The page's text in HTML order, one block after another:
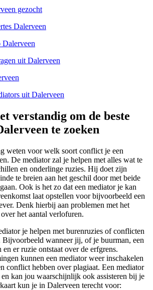
gezocht
Dalerveen
uit Dalerveen
uit Dalerveen
verstandig om de beste
te zoeken
weten voor welk soort conflict je een
De mediator zal je helpen met alles wat te
en onderlinge ruzies. Hij doet zijn
te breien aan het geschil door met beide
Ook is het zo dat een mediator je kan
laat opstellen voor bijvoorbeeld een
Denk hierbij aan problemen met het
het aantal verlofuren.
je helpen met burenruzies of conflicten
wanneer jij, of je buurman, een
er ruzie ontstaat over de erfgrens.
kunnen een mediator weer inschakelen
conflict hebben over plagiaat. Een mediator
kan jou waarschijnlijk ook assisteren bij je
kun je in Dalerveen terecht voor: